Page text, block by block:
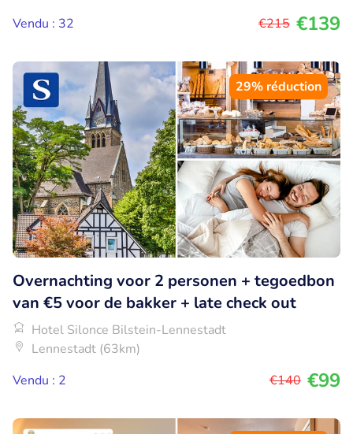
Vendu : 32
€215 €139
29% réduction
Overnachting voor 2 personen + tegoedbon
van €5 voor de bakker + late check out
Hotel Silonce Bilstein-Lennestadt
Lennestadt (63km)
Vendu : 2
€140 €99